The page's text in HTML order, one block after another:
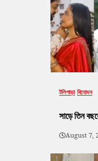
টলিপাড়া বিনোদন
সাড়ে তিন
August 7,